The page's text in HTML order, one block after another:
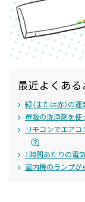
最近よくあ
緑（または赤）の
市販の洗浄剤を使
リモコンでエアコ
1時間あたりの電
室内機のランプが